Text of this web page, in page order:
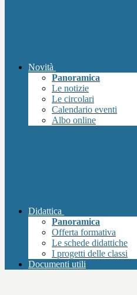
Novità
Panoramica
Le notizie
Le circolari
Calendario eventi
Albo online
Didattica
Panoramica
Offerta formativa
Le schede didattiche
I progetti delle classi
Documenti utili